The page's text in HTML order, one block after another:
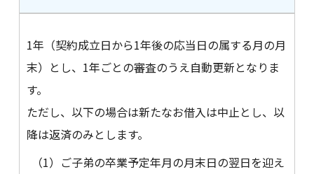
1年（契約成立日から1年後の応当日の属する月の月
末）とし、1年ごとの審査のうえ自動更新となりま
す。
ただし、以下の場合は新たなお借入は中止とし、以
降は返済のみとします。
（1） ご子弟の卒業予定年月の月末日の翌日を迎え